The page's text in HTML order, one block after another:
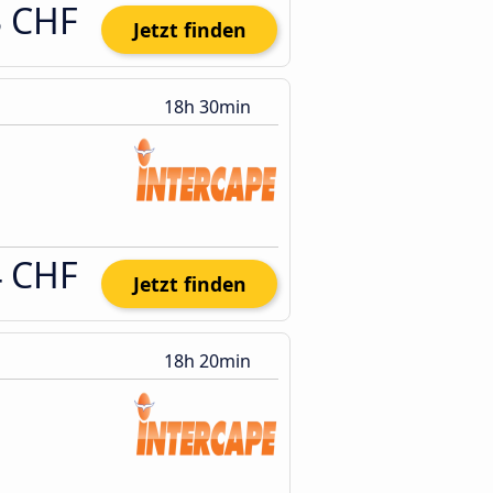
Jetzt finden
18h 30min
Jetzt finden
18h 20min